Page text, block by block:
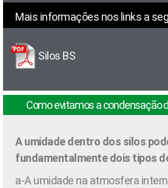
Mais informações nos links a
Silos BS
Como evitamos a condensação
A umidade dentro dos silos
fundamentalmente dois tipos
a-A umidade na atmosfera